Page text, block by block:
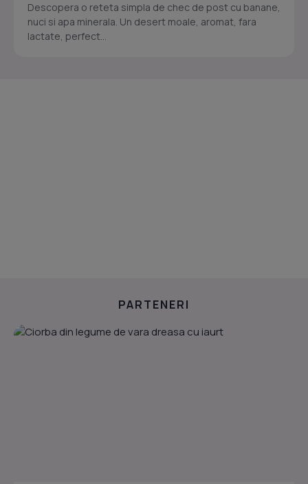
Descopera o reteta simpla de chec de post cu banane,
nuci si apa minerala. Un desert moale, aromat, fara
lactate, perfect...
PARTENERI